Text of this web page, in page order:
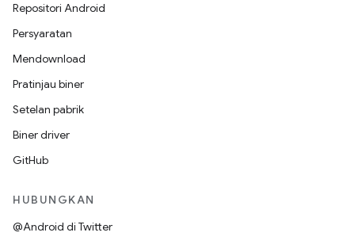
Repositori Android
Persyaratan
Mendownload
Pratinjau biner
Setelan pabrik
Biner driver
GitHub
HUBUNGKAN
@Android di Twitter